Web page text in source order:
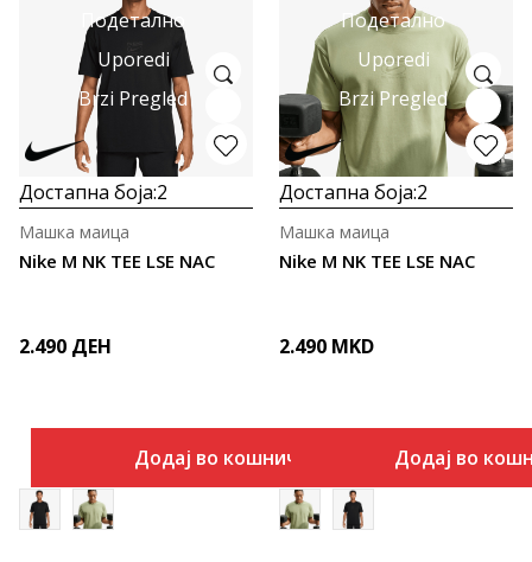
Подетално
Uporedi
Brzi Pregled
Достапна боја:2
Nike M NK TEE LSE NAC
Машка маица
2.490 ДЕН
Додај во кошничка
Подетално
Uporedi
Brzi Pregled
Достапна боја:2
Nike M NK TEE LSE NAC
Машка маица
2.490 MKD
Додај во